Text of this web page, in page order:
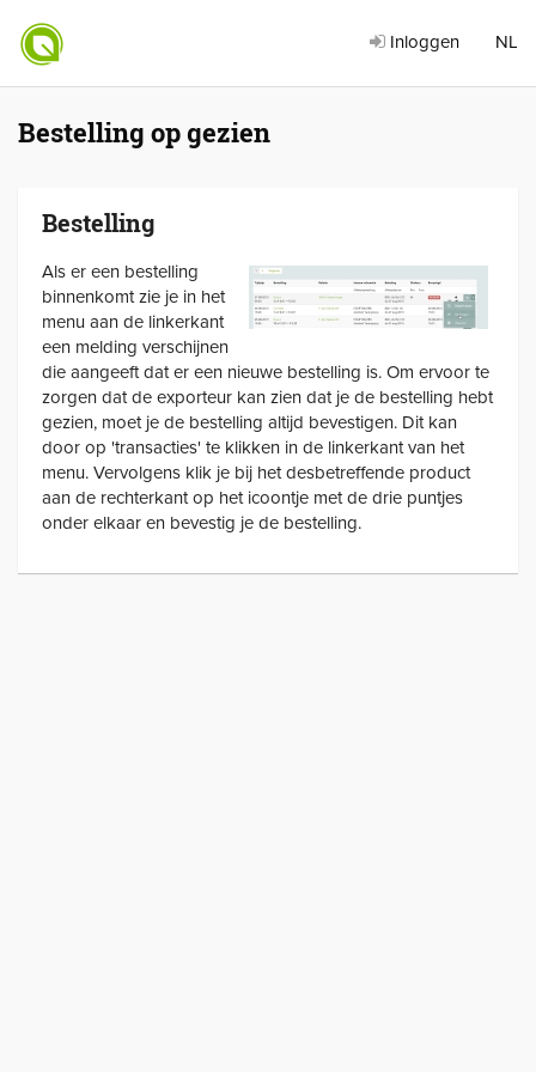
Inloggen NL
Bestelling op gezien
Bestelling
Als er een bestelling
binnenkomt zie je in het
menu aan de linkerkant
een melding verschijnen
die aangeeft dat er een nieuwe bestelling is. Om ervoor te
zorgen dat de exporteur kan zien dat je de bestelling hebt
gezien, moet je de bestelling altijd bevestigen. Dit kan
door op 'transacties' te klikken in de linkerkant van het
menu. Vervolgens klik je bij het desbetreffende product
aan de rechterkant op het icoontje met de drie puntjes
onder elkaar en bevestig je de bestelling.